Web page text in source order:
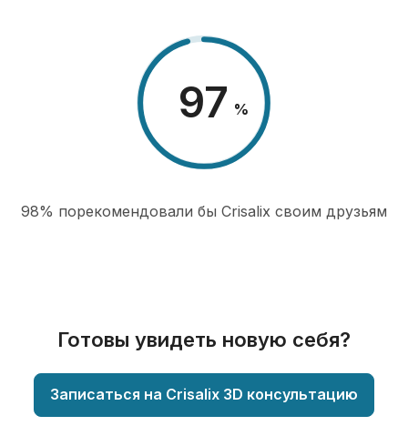
98 %
98% порекомендовали бы Сrisalix cвоим друзьям
Готовы увидеть новую себя?
Записаться на Crisalix 3D консультацию